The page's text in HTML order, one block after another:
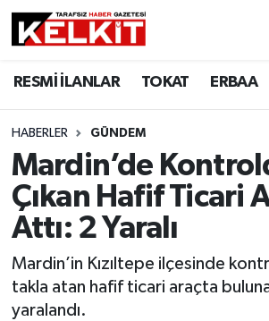
RESMİ İLANLAR TOKAT ERBAA
HABERLER GÜNDEM
Mardin’de
Çıkan Hafif Ticari
Attı: 2 Yaralı
Mardin’in Kızıltepe ilçesinde
takla atan hafif ticari araçta
yaralandı.